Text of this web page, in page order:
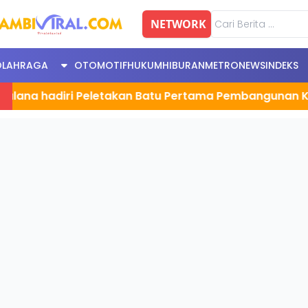
NETWORK
OTOMOTIFHUKUMHIBURANMETRONEWSINDEKS
Peletakan Batu Pertama Pembangunan Kantor